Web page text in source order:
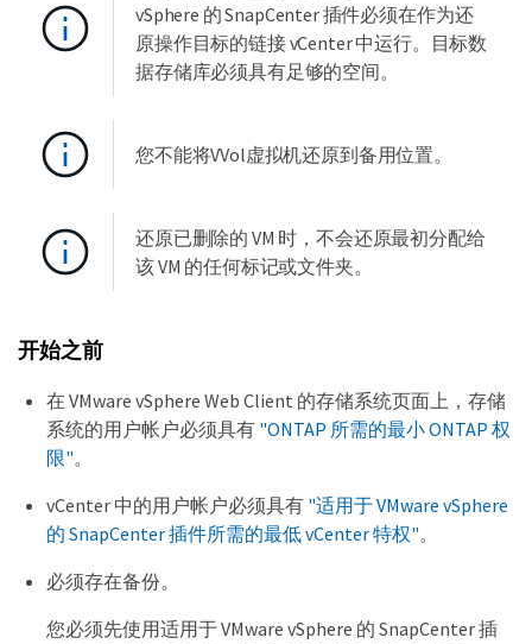
vSphere 的 SnapCenter 插件必须在作为还
原操作目标的链接 vCenter 中运行。目标数
据存储库必须具有足够的空间。
您不能将VVol虚拟机还原到备用位置。
还原已删除的 VM 时，不会还原最初分配给
该 VM 的任何标记或文件夹。
开始之前
在 VMware vSphere Web Client 的存储系统页面上，存储
系统的用户帐户必须具有 "ONTAP 所需的最小 ONTAP 权
限"。
vCenter 中的用户帐户必须具有 "适用于 VMware vSphere
的 SnapCenter 插件所需的最低 vCenter 特权"。
必须存在备份。
您必须先使用适用于 VMware vSphere 的 SnapCenter 插